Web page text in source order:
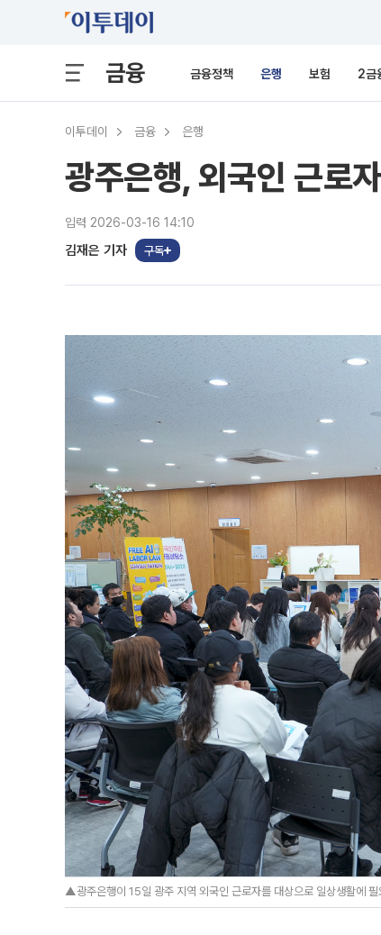
금융 금융정책 은행 보험 2금
이투데이 금융 은행
광주은행, 외국인 근로
입력 2026-03-16 14:10
김재은 기자 구독
▲광주은행이 15일 광주 지역 외국인 근로자를 대상으로 일상생활에